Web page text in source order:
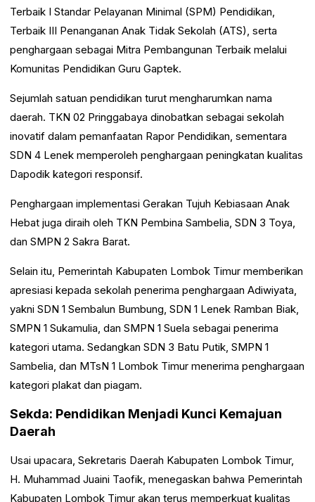
Terbaik I Standar Pelayanan Minimal (SPM) Pendidikan,
Terbaik III Penanganan Anak Tidak Sekolah (ATS), serta
penghargaan sebagai Mitra Pembangunan Terbaik melalui
Komunitas Pendidikan Guru Gaptek.
Sejumlah satuan pendidikan turut mengharumkan nama
daerah. TKN 02 Pringgabaya dinobatkan sebagai sekolah
inovatif dalam pemanfaatan Rapor Pendidikan, sementara
SDN 4 Lenek memperoleh penghargaan peningkatan kualitas
Dapodik kategori responsif.
Penghargaan implementasi Gerakan Tujuh Kebiasaan Anak
Hebat juga diraih oleh TKN Pembina Sambelia, SDN 3 Toya,
dan SMPN 2 Sakra Barat.
Selain itu, Pemerintah Kabupaten Lombok Timur memberikan
apresiasi kepada sekolah penerima penghargaan Adiwiyata,
yakni SDN 1 Sembalun Bumbung, SDN 1 Lenek Ramban Biak,
SMPN 1 Sukamulia, dan SMPN 1 Suela sebagai penerima
kategori utama. Sedangkan SDN 3 Batu Putik, SMPN 1
Sambelia, dan MTsN 1 Lombok Timur menerima penghargaan
kategori plakat dan piagam.
Sekda: Pendidikan Menjadi Kunci Kemajuan
Daerah
Usai upacara, Sekretaris Daerah Kabupaten Lombok Timur,
H. Muhammad Juaini Taofik, menegaskan bahwa Pemerintah
Kabupaten Lombok Timur akan terus memperkuat kualitas